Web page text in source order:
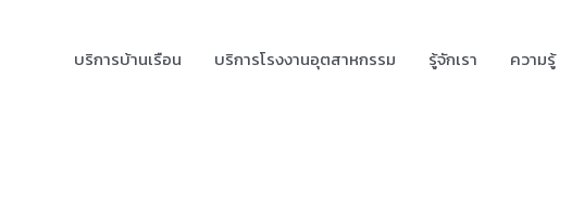
บริการบ้านเรือน บริการโรงงานอุตสาหกรรม รู้จักเรา ความรู้